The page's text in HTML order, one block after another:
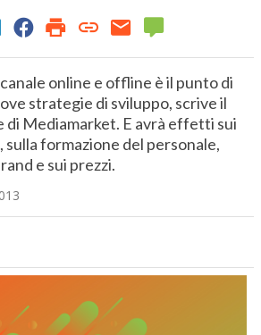
online e offline è il punto di
strategie di sviluppo, scrive il
Mediamarket. E avrà effetti sui
formazione del personale,
e sui prezzi.